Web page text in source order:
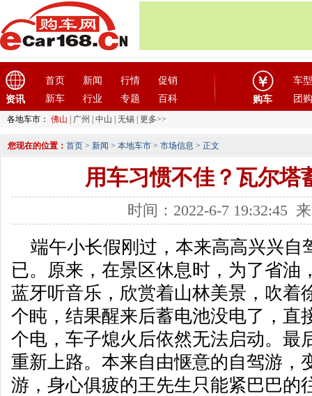
资讯
首页 新闻 行情
促销
新车
行业 专题 百科 购车
车型
团购
各地车市： 佛山 广州 中山 无锡 更多>>
您现在的位置： 首页 > 新闻 > 本地车市 > 市场信息 > 正文
用车习惯不佳？瓦尔塔
时间：2022-6-7 19:32:45
端午小长假刚过，本来高高兴兴自
已。原来，在景区休息时，为了省油
蓝牙听音乐，欣赏着山林美景，吹着
个盹，结果醒来后蓄电池没电了，直
个电，车子熄火后依然无法启动。最
重新上路。本来自由惬意的自驾游，
游，身心俱疲的王先生只能紧巴巴的